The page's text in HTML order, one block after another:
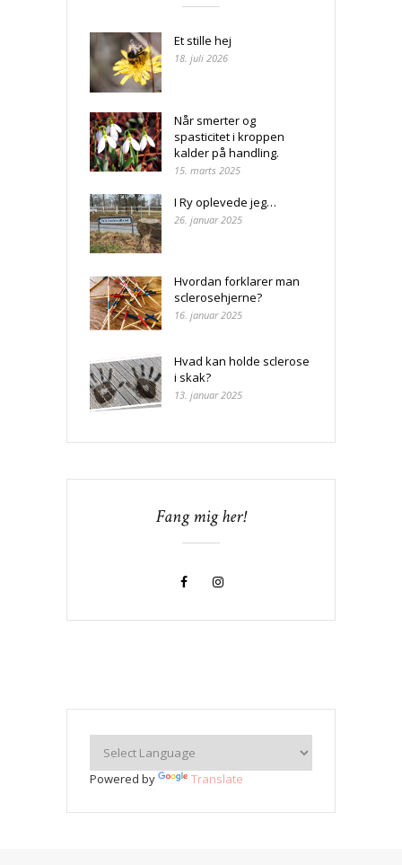
Et stille hej
18. juli 2026
Når smerter og
spasticitet i kroppen
kalder på handling.
15. marts 2025
I Ry oplevede jeg…
26. januar 2025
Hvordan forklarer man
sclerosehjerne?
16. januar 2025
Hvad kan holde sclerose
i skak?
13. januar 2025
Fang mig her!
Powered by Translate